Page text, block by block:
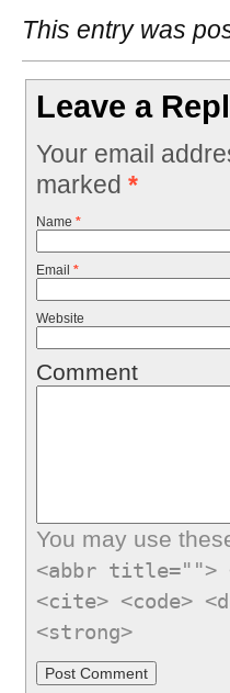
This entry was
Leave a
Your email
marked *
Name *
Email *
Website
Comment
You may use
<abbr title="">
<cite> <code>
<strong>